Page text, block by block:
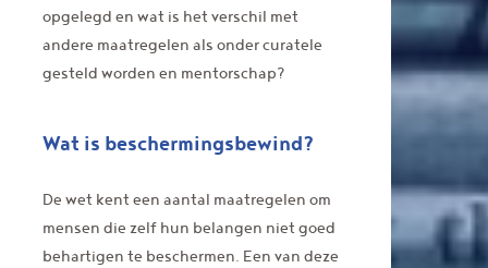
opgelegd en wat is het verschil met
andere maatregelen als onder curatele
gesteld worden en mentorschap?
Wat is beschermingsbewind?
De wet kent een aantal maatregelen om
mensen die zelf hun belangen niet goed
behartigen te beschermen. Een van deze